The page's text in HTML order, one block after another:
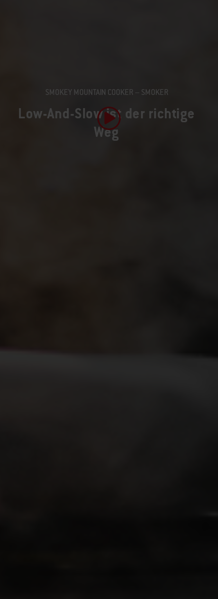
SMOKEY MOUNTAIN COOKER – SMOKER
Low-And-Slow ist der richtige
WegVideo abspielen